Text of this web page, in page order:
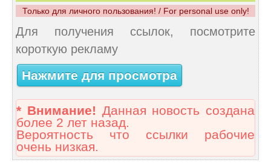
Только для личного пользования! / For personal use only!
Для получения ссылок, посмотрите
короткую рекламу
Нажмите для просмотра
* Внимание! Данная новость создана
более 2 лет назад.
Вероятность что ссылки рабочие
очень низкая.